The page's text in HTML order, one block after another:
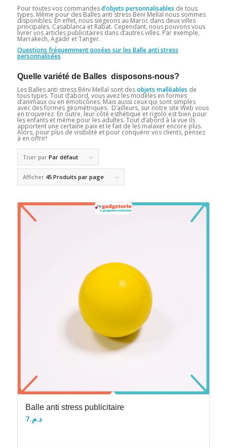
Pour toutes vos commandesd’objets personnalisables de tous
types. Même pour des Balles anti stress Béni Mellal nous sommes
disponibles. En effet, nous siégeons au Maroc dans deux villes
principales. Casablanca et Rabat. Cependant, nous pouvons vous
livrer vos articles publicitaires dans d’autres villes. Par exemple,
Marrakech, Agadir et Tanger.
Questions fréquemment posées sur les Balle anti stress
personnalisées
Quelle variété de Balles disposons-nous?
Les Balles anti stress Béni Mellal sont desobjets malléables de
tous types. Tout d’abord, vous avez les modèles en formes
d’animaux ou en émoticônes. Mais aussi ceux qui sont simples
avec des formes géométriques. D’ailleurs, sur notre site Web vous
en trouverez. En outre, leur côté esthétique et rigolo est bien pour
les enfants et même pour les adultes. Tout d’abord à la vue ils
apportent une certaine paix et le fait de les malaxer encore plus.
Alors, pour plus de visibilité et pour conquérir vos clients, pensez
à en offrir!
Trier par Par défaut
Afficher 45 Produits par page
Balle anti stress publicitaire
د.م.7